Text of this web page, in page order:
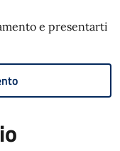
e presentarti